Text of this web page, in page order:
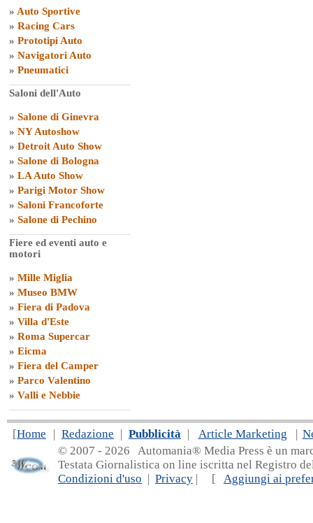
» Auto Sportive
» Racing Cars
» Prototipi Auto
» Navigatori Auto
» Pneumatici
Saloni dell'Auto
» Salone di Ginevra
» NY Autoshow
» Detroit Auto Show
» Salone di Bologna
» LA Auto Show
» Parigi Motor Show
» Saloni Francoforte
» Salone di Pechino
Fiere ed eventi auto e
motori
» Mille Miglia
» Museo BMW
» Fiera di Padova
» Villa d'Este
» Roma Supercar
» Eicma
» Fiera del Camper
» Parco Valentino
» Valli e Nebbie
[Home | Redazione | Pubblicità | Article Marketing |
© 2007 - 2026 Automania® Media Press è un
Testata Giornalistica on line iscritta nel Registro
Condizioni d'uso | Privacy | [ Aggiungi ai